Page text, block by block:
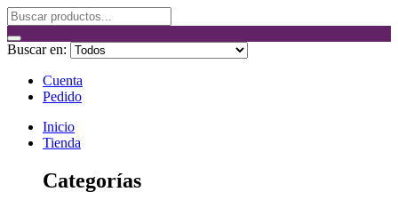
Buscar en:
Cuenta
Pedido
Inicio
Tienda
Categorías